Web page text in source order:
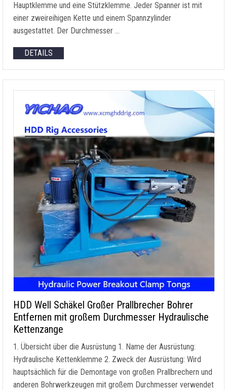
Hauptklemme und eine Stützklemme. Jeder Spanner ist mit
einer zweireihigen Kette und einem Spannzylinder
ausgestattet. Der Durchmesser …
DETAILS
HDD Well Schäkel Großer Prallbrecher Bohrer
Entfernen mit großem Durchmesser Hydraulische
Kettenzange
1. Übersicht über die Ausrüstung 1. Name der Ausrüstung:
Hydraulische Kettenklemme 2. Zweck der Ausrüstung: Wird
hauptsächlich für die Demontage von großen Prallbrechern und
anderen Bohrwerkzeugen mit großem Durchmesser verwendet